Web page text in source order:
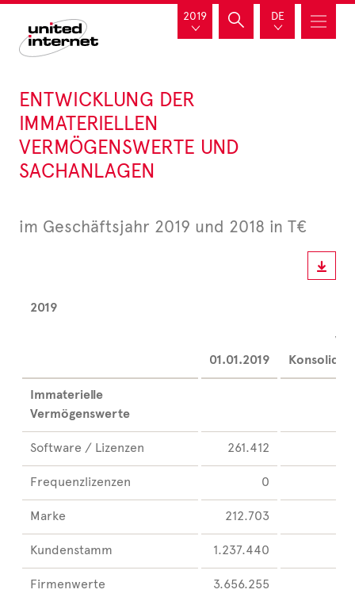
2019 DE
ENTWICKLUNG DER
IMMATERIELLEN
VERMÖGENSWERTE UND
SACHANLAGEN
im Geschäftsjahr 2019 und 2018 in T€
2019
01.01.2019
Immaterielle
Vermögenswerte
Software / Lizenzen 261.412
Frequenzlizenzen 0
Marke 212.703
Kundenstamm 1.237.440
Firmenwerte 3.656.255